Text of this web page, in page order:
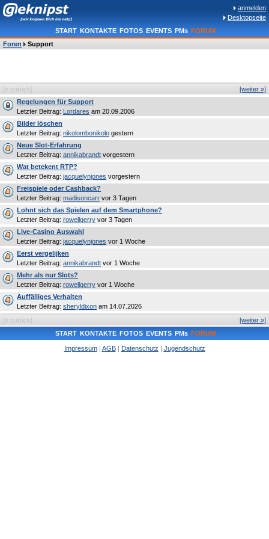
anmelden
Desktopseite
START KONTAKTE FOTOS EVENTS PMs FORUM
Foren
Support
[weiter »]
[« zurück]
Regelungen für Support
Letzter Beitrag: Lordares am 20.09.2006
Bilder löschen
Letzter Beitrag: nikolombonikolo gestern
Neue Slot-Erfahrung
Letzter Beitrag: annikabrandt vorgestern
Wat betekent RTP?
Letzter Beitrag: jacquelynjones vorgestern
Freispiele oder Cashback?
Letzter Beitrag: madisoncarr vor 3 Tagen
Lohnt sich das Spielen auf dem Smartphone?
Letzter Beitrag: rowellgerry vor 3 Tagen
Live-Casino Auswahl
Letzter Beitrag: jacquelynjones vor 1 Woche
Eerst vergelijken
Letzter Beitrag: annikabrandt vor 1 Woche
Mehr als nur Slots?
Letzter Beitrag: rowellgerry vor 1 Woche
Auffälliges Verhalten
Letzter Beitrag: sheryldixon am 14.07.2026
[weiter »]
[« zurück]
START KONTAKTE FOTOS EVENTS PMs FORUM
Impressum| AGB| Datenschutz | Jugendschutz